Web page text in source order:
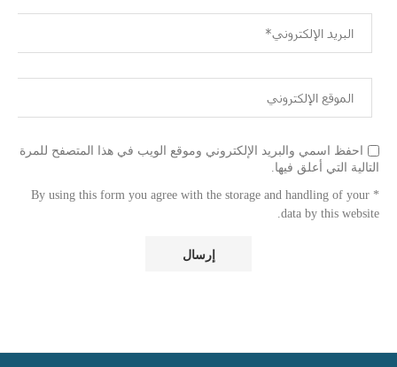
احفظ اسمي والبريد الإلكتروني وموقع الويب في هذا المتصفح للمرة
التالية التي أعلق فيها.
* By using this form you agree with the storage and handling of your
data by this website.